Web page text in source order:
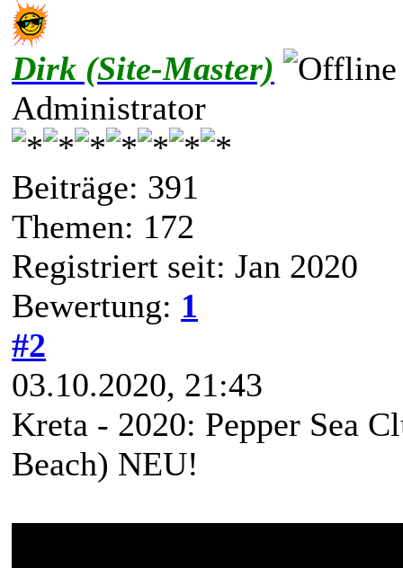
Dirk (Site-Master)
Administrator
Beiträge: 391
Themen: 172
Registriert seit: Jan 2020
Bewertung: 1
#2
03.10.2020, 21:43
Kreta - 2020: Pepper Sea
Beach) NEU!